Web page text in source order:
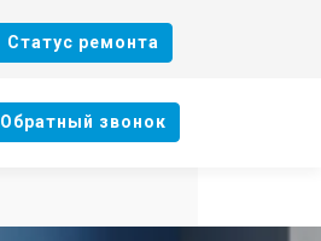
Cтатус ремонта
Oбратный звонок